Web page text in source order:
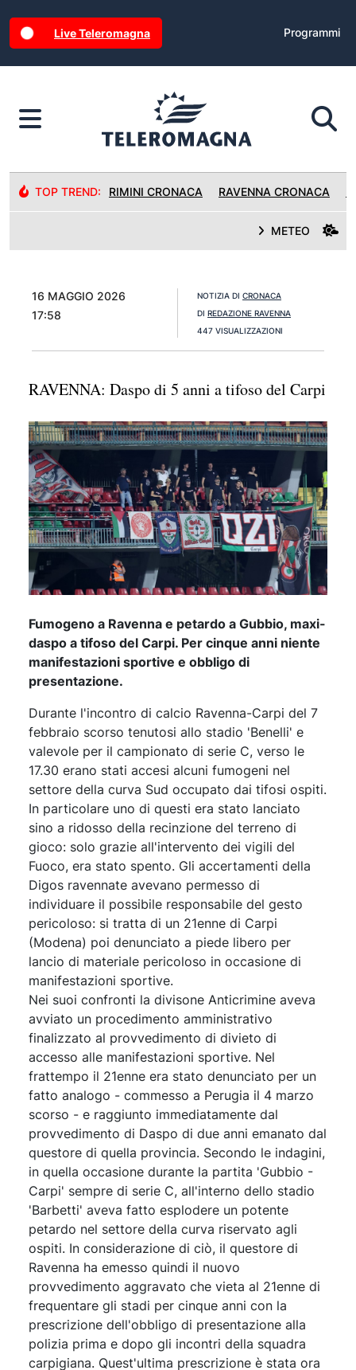
Live Teleromagna Programmi
TOP TREND: RIMINI CRONACA RAVENNA CRONACA
METEO
16 MAGGIO 2026
17:58
NOTIZIA DI CRONACA
DI REDAZIONE RAVENNA
447 VISUALIZZAZIONI
RAVENNA: Daspo di 5 anni a tifoso del Carpi
Fumogeno a Ravenna e petardo a Gubbio, maxi-
daspo a tifoso del Carpi. Per cinque anni niente
manifestazioni sportive e obbligo di
presentazione.
Durante l'incontro di calcio Ravenna-Carpi del 7
febbraio scorso tenutosi allo stadio 'Benelli' e
valevole per il campionato di serie C, verso le
17.30 erano stati accesi alcuni fumogeni nel
settore della curva Sud occupato dai tifosi ospiti.
In particolare uno di questi era stato lanciato
sino a ridosso della recinzione del terreno di
gioco: solo grazie all'intervento dei vigili del
Fuoco, era stato spento. Gli accertamenti della
Digos ravennate avevano permesso di
individuare il possibile responsabile del gesto
pericoloso: si tratta di un 21enne di Carpi
(Modena) poi denunciato a piede libero per
lancio di materiale pericoloso in occasione di
manifestazioni sportive.
Nei suoi confronti la divisone Anticrimine aveva
avviato un procedimento amministrativo
finalizzato al provvedimento di divieto di
accesso alle manifestazioni sportive. Nel
frattempo il 21enne era stato denunciato per un
fatto analogo - commesso a Perugia il 4 marzo
scorso - e raggiunto immediatamente dal
provvedimento di Daspo di due anni emanato dal
questore di quella provincia. Secondo le indagini,
in quella occasione durante la partita 'Gubbio -
Carpi' sempre di serie C, all'interno dello stadio
'Barbetti' aveva fatto esplodere un potente
petardo nel settore della curva riservato agli
ospiti. In considerazione di ciò, il questore di
Ravenna ha emesso quindi il nuovo
provvedimento aggravato che vieta al 21enne di
frequentare gli stadi per cinque anni con la
prescrizione dell'obbligo di presentazione alla
polizia prima e dopo gli incontri della squadra
carpigiana. Quest'ultima prescrizione è stata ora